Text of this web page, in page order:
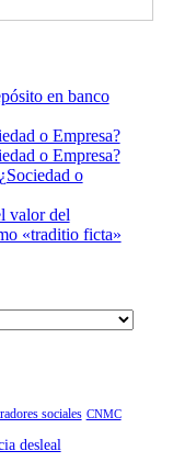
en banco
o Empresa?
o Empresa?
¿Sociedad o
valor del
«traditio ficta»
sociales CNMC
desleal